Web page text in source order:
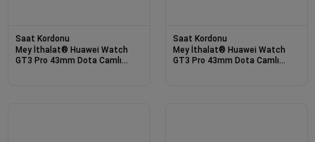
Saat Kordonu
Mey İthalat® Huawei Watch
GT3 Pro 43mm Dota Camlı
Saat Kordonu
Mey İthalat® Huawei Watch
GT3 Pro 43mm Dota Camlı